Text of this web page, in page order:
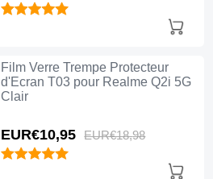
Film Verre Trempe Protecteur
d'Ecran T03 pour Realme Q2i 5G
Clair
EUR€10,95 EUR€18,98